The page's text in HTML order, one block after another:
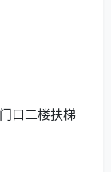
口二楼扶梯